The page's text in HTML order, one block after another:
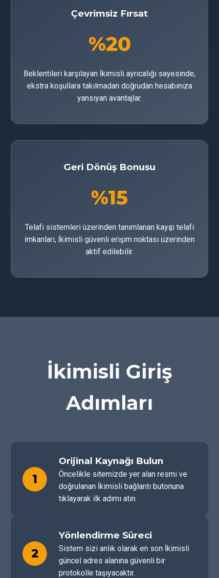
Çevrimsiz Fırsat
%20
Beklentileri karşılayan İkimisli ayrıcalığı sayesinde,
ekstra koşullara takılmadan doğrudan hesabınıza
yansıyan avantajlar.
Geri Dönüş Bonusu
%15
Telafi sistemleri üzerinden tanımlanan kayıp telafi
imkanları, İkimisli güvenli erişim noktası üzerinden
aktif edilebilir.
İkimisli Giriş
Adımları
1
Orijinal Kaynağı Bulun
Öncelikle sitemizde yer alan resmi ve
doğrulanan İkimisli bağlantı butonuna
tıklayarak ilk adımı atın.
2
Yönlendirme Süreci
Sistem sizi anlık olarak en son İkimisli
güncel adres alanına güvenli bir
protokolle taşıyacaktır.